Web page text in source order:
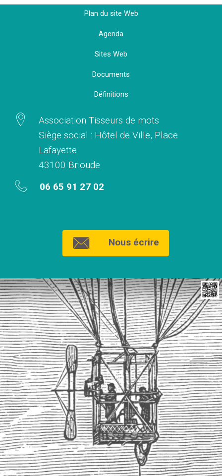
Plan du site Web
Agenda
Sites Web
Documents
Définitions
Association Tisseurs de mots
Siège social : Hôtel de Ville, Place
Lafayette
43100 Brioude
06 65 91 27 02
Nous écrire